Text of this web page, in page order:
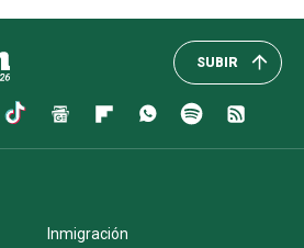
SUBIR
Inmigración